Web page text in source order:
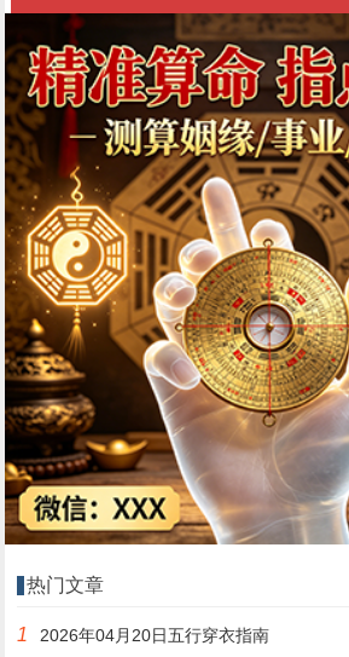
热门文章
1 2026年04月20日五行穿衣指南